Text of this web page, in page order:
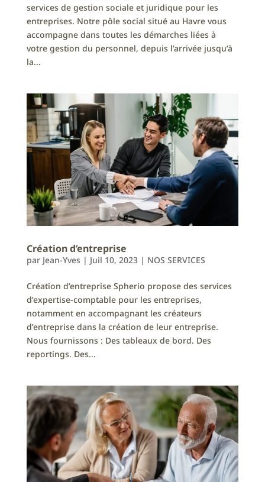
services de gestion sociale et juridique pour les
entreprises. Notre pôle social situé au Havre vous
accompagne dans toutes les démarches liées à
votre gestion du personnel, depuis l’arrivée jusqu’à
la...
Création d’entreprise
par Jean-Yves | Juil 10, 2023| NOS SERVICES
Création d’entreprise Spherio propose des services
d’expertise-comptable pour les entreprises,
notamment en accompagnant les créateurs
d’entreprise dans la création de leur entreprise.
Nous fournissons : Des tableaux de bord. Des
reportings. Des...